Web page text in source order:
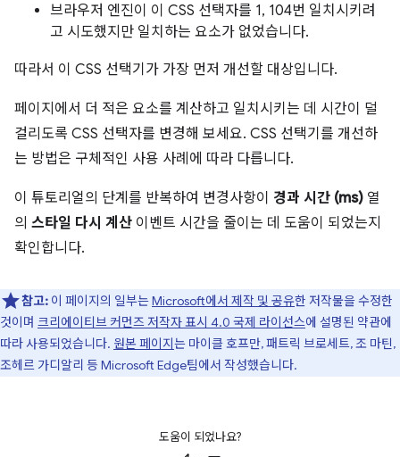
브라우저 엔진이 이 CSS 선택자를 1, 104번 일치시키려
고 시도했지만 일치하는 요소가 없었습니다.
따라서 이 CSS 선택기가 가장 먼저 개선할 대상입니다.
페이지에서 더 적은 요소를 계산하고 일치시키는 데 시간이 덜
걸리도록 CSS 선택자를 변경해 보세요. CSS 선택기를 개선하
는 방법은 구체적인 사용 사례에 따라 다릅니다.
이 튜토리얼의 단계를 반복하여 변경사항이 경과 시간 (ms) 열
의 스타일 다시 계산 이벤트 시간을 줄이는 데 도움이 되었는지
확인합니다.
참고: 이 페이지의 일부는Microsoft에서 제작 및 공유한 저작물을 수정한
것이며 크리에이티브 커먼즈 저작자 표시 4.0 국제 라이선스에 설명된 약관에
따라 사용되었습니다. 원본 페이지는 마이클 호프만, 패트릭 브로세트, 조 마틴,
조헤르 가디알리 등 Microsoft Edge팀에서 작성했습니다.
도움이 되었나요?